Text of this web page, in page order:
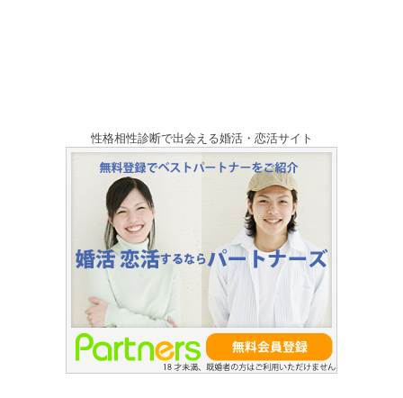
性格相性診断で出会える婚活・恋活サイト